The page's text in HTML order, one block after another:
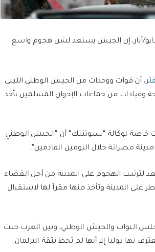
مصدر عسكري تابع للجيش الوطني الليبي، مساء اليوم الاثنين 25 مايو/أيار، إن الجيش يستعد لشن هجوم واسع
، أن قوات ووحدات من الجيش الوطني الليبي
من جماعات الإخوان المسلمين تأخذ
لوكالة “سبوتنيك” أن “الجيش الوطني
مصراتة خلال اليومين القادمين”.
لترتيب الهجوم على المدينة من أجل القضاء
على المدينة وتأخذ منها مقراً لها لاستقبال
النواب والجيش الوطني، وبين الغرب حيث
بها دوليا إلا أنها لم تحظ بثقة البرلمان.